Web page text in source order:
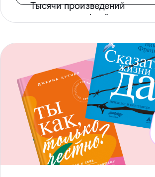
Тысячи произведений
с доступом офлайн